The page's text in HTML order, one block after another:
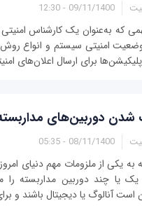
09/11/1400 - 12:30
که به‌عنوان یک کارشناس
امنیتی سیستم و انواع
برای ارسال اعلان‌های
دوربین‌های
08/11/1400 - 05:35
به یکی از ملزومات مهم دنیای
یک یا چند دوربین مداربسته را
آنالوگ یا دیجیتال باشند و